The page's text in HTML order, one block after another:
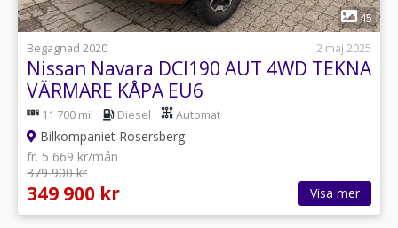
1
45
Begagnad 2020
2 maj 2025
Nissan Navara DCI190 AUT 4WD TEKNA
VÄRMARE KÅPA EU6
11 700 mil Diesel Automat
Bilkompaniet Rosersberg
fr. 5 669 kr/mån
379 900 kr
349 900 kr Visa mer